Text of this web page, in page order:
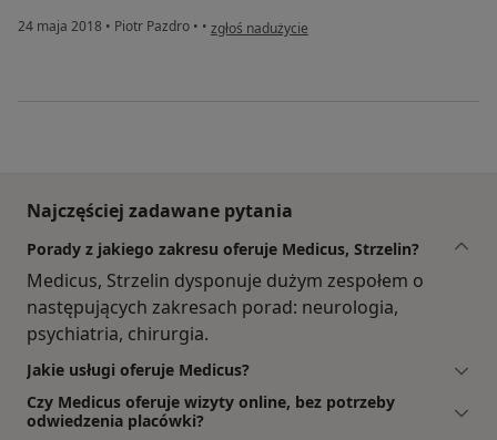
24 maja 2018 • Piotr Pazdro • • w opinii użytkownika Konto zostało usunięte
zgłoś nadużycie
Najczęściej zadawane pytania
Porady z jakiego zakresu oferuje Medicus, Strzelin?
Medicus, Strzelin dysponuje dużym zespołem o
następujących zakresach porad: neurologia,
psychiatria, chirurgia.
Jakie usługi oferuje Medicus?
Czy Medicus oferuje wizyty online, bez potrzeby
odwiedzenia placówki?